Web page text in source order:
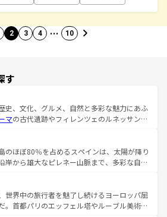
2 3 4 … 10
す
史、文化、グルメ、自然と多彩な魅力にあふ
マの古代遺跡やフィレンツェのルネッサンス
ーナの美しい田園風景やアマルフィ海岸の絶
景観も見逃せない。観光の合間には、本場の
など、絶品のイタリア料理を堪能することも
イタリアで、忘れられない旅をしてみよう！
イタリア情報はコンテンツ一覧 を参照してほ
のほぼ80％を占めるスペインは、太陽が降り
岸から雄大なピレネー山脈まで、多彩な自然
この国では、情熱的なフラメンコ、熱気あふ
して美味しいタパスが生活の一部となってい
リードの洗練された雰囲気や、バルセロナの
世界中の旅行者を魅了し続けるヨーロッパ屈
。首都パリのエッフェル塔やルーブル美術館